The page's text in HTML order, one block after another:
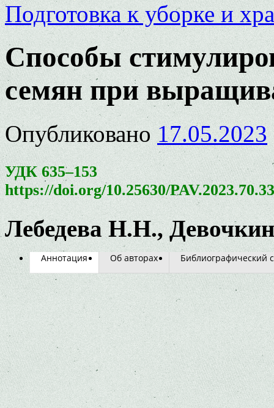
Подготовка к уборке и
Способы
семян при
Опубликовано 17.05.2023
УДК 635–153
https://doi.org/10.25630/
Лебедева Н.Н.,
Аннотация Об авторах Библиографический